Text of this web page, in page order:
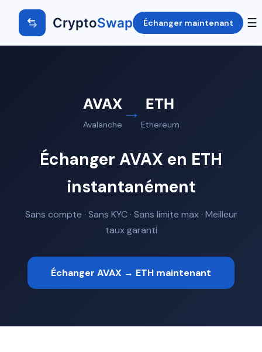
CryptoSwap Échanger maintenant ☰
AVAX
Avalanche
→ ETH
Ethereum
Échanger AVAX en ETH
instantanément
Sans compte · Sans KYC · Sans limite max · Meilleur
taux garanti
Échanger AVAX → ETH maintenant